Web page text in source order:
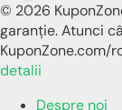
© 2026
garanție. Atunci
KuponZone.com/
detalii
Despre noi